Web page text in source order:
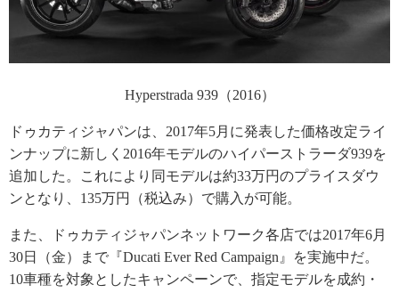
Hyperstrada 939（2016）
ドゥカティジャパンは、2017年5月に発表した価格改定ライ
ンナップに新しく2016年モデルのハイパーストラーダ939を
追加した。これにより同モデルは約33万円のプライスダウ
ンとなり、135万円（税込み）で購入が可能。
また、ドゥカティジャパンネットワーク各店では2017年6月
30日（金）まで『Ducati Ever Red Campaign』を実施中だ。
10車種を対象としたキャンペーンで、指定モデルを成約・